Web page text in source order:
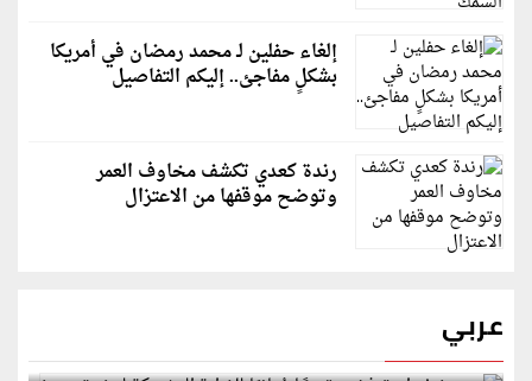
إلغاء حفلين لـ محمد رمضان في أمريكا
بشكلٍ مفاجئ.. إليكم التفاصيل
رندة كعدي تكشف مخاوف العمر
وتوضح موقفها من الاعتزال
عربي
رويترز: إيران ترفض مقترحًا عُمانيًا للإدارة المشتركة
لمضيق هرمز